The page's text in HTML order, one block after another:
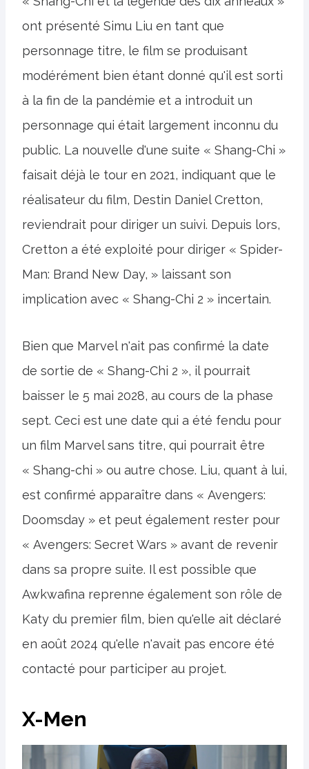
ont présenté Simu Liu en tant que
personnage titre, le film se produisant
modérément bien étant donné qu'il est sorti
à la fin de la pandémie et a introduit un
personnage qui était largement inconnu du
public. La nouvelle d'une suite « Shang-Chi »
faisait déjà le tour en 2021, indiquant que le
réalisateur du film, Destin Daniel Cretton,
reviendrait pour diriger un suivi. Depuis lors,
Cretton a été exploité pour diriger « Spider-
Man: Brand New Day, » laissant son
implication avec « Shang-Chi 2 » incertain.
Bien que Marvel n'ait pas confirmé la date
de sortie de « Shang-Chi 2 », il pourrait
baisser le 5 mai 2028, au cours de la phase
sept. Ceci est une date qui a été fendu pour
un film Marvel sans titre, qui pourrait être
« Shang-chi » ou autre chose. Liu, quant à lui,
est confirmé apparaître dans « Avengers:
Doomsday » et peut également rester pour
« Avengers: Secret Wars » avant de revenir
dans sa propre suite. Il est possible que
Awkwafina reprenne également son rôle de
Katy du premier film, bien qu'elle ait déclaré
en août 2024 qu'elle n'avait pas encore été
contacté pour participer au projet.
X-Men